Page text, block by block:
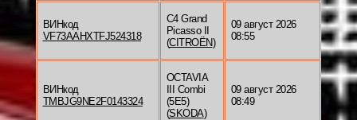
ВИНкод
VF73AAHXTFJ524318
C4 Grand
Picasso II
(CITROËN)
09 август 2026
08:55
ВИНкод
TMBJG9NE2F0143324
OCTAVIA
III Combi
(5E5)
(SKODA)
09 август 2026
08:49